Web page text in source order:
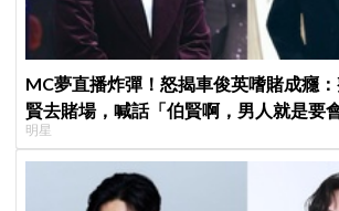
MC夢直播炸彈！怒揭車俊英嗜賭成癮
賢去賭場，喊話「伯賢啊，男人就是要
明星